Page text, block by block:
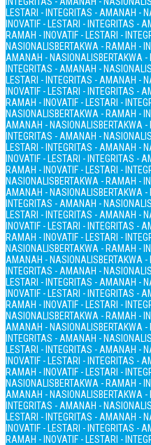
LESTARI - INTEGRITAS - AMANAH -
INOVATIF - LESTARI - INTEGRITAS -
RAMAH - INOVATIF - LESTARI -
NASIONALISBERTAKWA - RAMAH -
AMANAH - NASIONALISBERTAKWA
INTEGRITAS - AMANAH - NASIONALIS
LESTARI - INTEGRITAS - AMANAH -
INOVATIF - LESTARI - INTEGRITAS -
RAMAH - INOVATIF - LESTARI -
NASIONALISBERTAKWA - RAMAH -
AMANAH - NASIONALISBERTAKWA
INTEGRITAS - AMANAH - NASIONALIS
LESTARI - INTEGRITAS - AMANAH -
INOVATIF - LESTARI - INTEGRITAS -
RAMAH - INOVATIF - LESTARI -
NASIONALISBERTAKWA - RAMAH -
AMANAH - NASIONALISBERTAKWA
INTEGRITAS - AMANAH - NASIONALIS
LESTARI - INTEGRITAS - AMANAH -
INOVATIF - LESTARI - INTEGRITAS -
RAMAH - INOVATIF - LESTARI -
NASIONALISBERTAKWA - RAMAH -
AMANAH - NASIONALISBERTAKWA
INTEGRITAS - AMANAH - NASIONALIS
LESTARI - INTEGRITAS - AMANAH -
INOVATIF - LESTARI - INTEGRITAS -
RAMAH - INOVATIF - LESTARI -
NASIONALISBERTAKWA - RAMAH -
AMANAH - NASIONALISBERTAKWA
INTEGRITAS - AMANAH - NASIONALIS
LESTARI - INTEGRITAS - AMANAH -
INOVATIF - LESTARI - INTEGRITAS -
RAMAH - INOVATIF - LESTARI -
NASIONALISBERTAKWA - RAMAH -
AMANAH - NASIONALISBERTAKWA
INTEGRITAS - AMANAH - NASIONALIS
LESTARI - INTEGRITAS - AMANAH -
INOVATIF - LESTARI - INTEGRITAS -
RAMAH - INOVATIF - LESTARI -